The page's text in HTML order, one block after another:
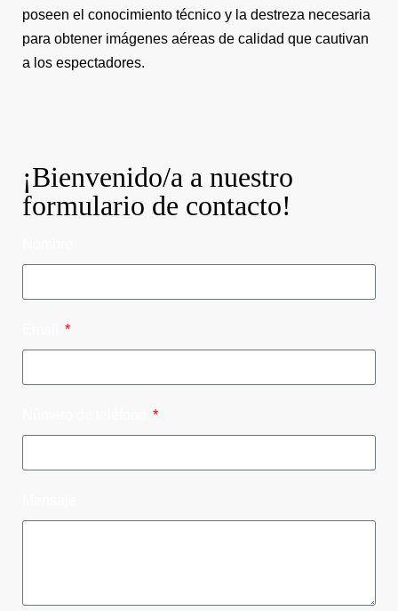
poseen el conocimiento técnico y la destreza necesaria
para obtener imágenes aéreas de calidad que cautivan
a los espectadores.
¡Bienvenido/a a nuestro
formulario de contacto!